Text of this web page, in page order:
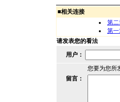
■相关连接
第
第
请发表您的看法
用户：
您要为您所
留言：